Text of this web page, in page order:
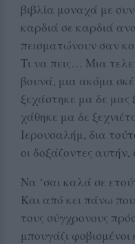
βιβλία μοναχά με
καρδιά σε καρδιά
πεισματώνουν σαν
Τι να πεις… Μια
βουνά, μια ακόμα
ξεχάστηκε μα δε μας
χάθηκε μα δε
Ιερουσαλήμ, δια
οι δοξάζοντες
Να ‘σαι καλά σε
Και από κει πάνω που
τους σύγχρονους
μπουγάζι